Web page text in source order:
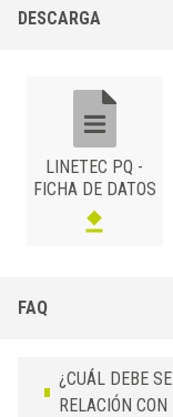
decorativa entre
la superficie cerámica
BxH (mm)
Perfil cuadrado
LATÓN
DESCARGA
LINETEC PQ -
FICHA DE DATOS
FAQ
¿CUÁL DEBE
RELACIÓN